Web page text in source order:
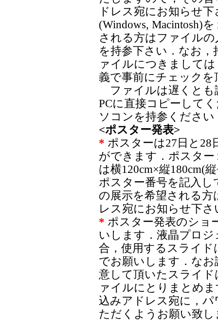
ドレス宛にお知らせ
(Windows, Macintosh)
される方はファイル
を持参下さい．なお
ァイルにつきまして
義で事前にチェック
ファイルは遅くとも
PCに直接コピーして
ソコンを持参ください
<ポスター発表>
* ポスターは27日と28
ができます．ポスタ
は横120cm×縦180cm(
ポスター番号を記入
の展示を希望される方
レス宛にお知らせ下さ
* ポスター発表のショ
いします．液晶プロ
合，使用するスライ
でお願いします．な
意して頂いたスライ
ァイルにとりまとめ
込みアドレス宛に，
ただくようお願い致し